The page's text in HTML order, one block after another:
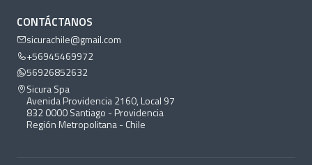
CONTÁCTANOS
sicurachile@gmail.com
+56945469972
56926852632
Sicura Spa
Avenida Providencia 2160, Local 97
832 0000 Santiago - Providencia
Región Metropolitana - Chile